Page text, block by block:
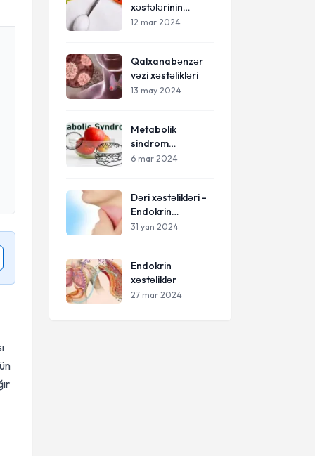
xəstələrinin
bilməsi gərək olan
12 mar 2024
Qalxanabənzər
vəzi xəstəlikləri
13 may 2024
Metabolik
sindrom
haqqında
6 mar 2024
Dəri xəstəlikləri -
Endokrin
xəstəlikləri
31 yan 2024
Endokrin
xəstəliklər
27 mar 2024